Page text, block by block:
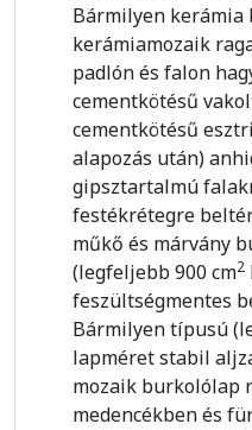
Bármilyen kerámia
kerámiamozaik
padlón és falon
cementkötésű
cementkötésű
alapozás után)
gipsztartalmú
festékrétegre
műkő és márvány
(legfeljebb 900 cm2
feszültségmentes
Bármilyen típusú
lapméret stabil
mozaik burkolólap
medencékben és